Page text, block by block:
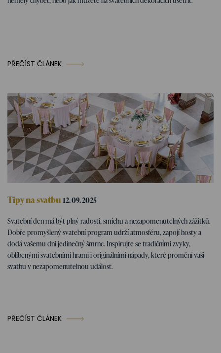
PŘEČÍST ČLÁNEK
Tipy na svatbu 12. 09. 2025
Svatební program – tipy na zábavné
svatební aktivity
Svatební den má být plný radosti, smíchu a nezapomenutelných zážitků.
Dobře promyšlený svatební program udrží atmosféru, zapojí hosty a
dodá vašemu dni jedinečný šmrnc. Inspirujte se tradičními zvyky,
oblíbenými svatebními hrami i originálními nápady, které promění vaši
svatbu v nezapomenutelnou událost.
PŘEČÍST ČLÁNEK